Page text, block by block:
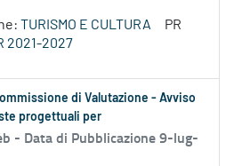
TURISMO E CULTURA
PR
2021-2027
di Valutazione - Avviso
progettuali per
- Data di Pubblicazione 9-lug-